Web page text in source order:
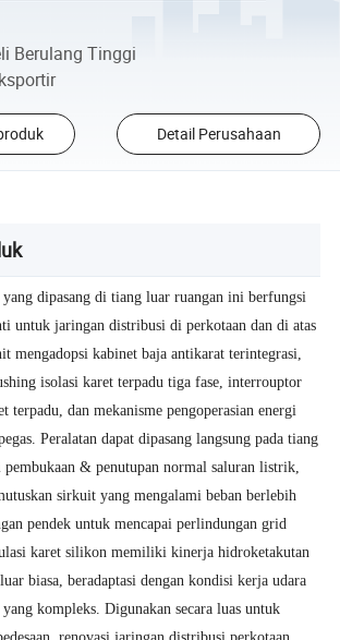
Berulang Tinggi
Detail Perusahaan
yang dipasang di tiang luar ruangan ini berfungsi
untuk jaringan distribusi di perkotaan dan di atas
mengadopsi kabinet baja antikarat terintegrasi,
isolasi karet terpadu tiga fase, interrouptor
terpadu, dan mekanisme pengoperasian energi
Peralatan dapat dipasang langsung pada tiang
& penutupan normal saluran listrik,
sirkuit yang mengalami beban berlebih
pendek untuk mencapai perlindungan grid
karet silikon memiliki kinerja hidroketakutan
biasa, beradaptasi dengan kondisi kerja udara
kompleks. Digunakan secara luas untuk